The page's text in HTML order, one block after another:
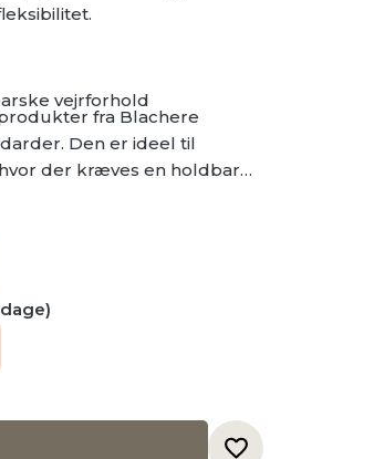
vejrforhold
fra Blachere
Den er ideel til
der kræves en holdbar